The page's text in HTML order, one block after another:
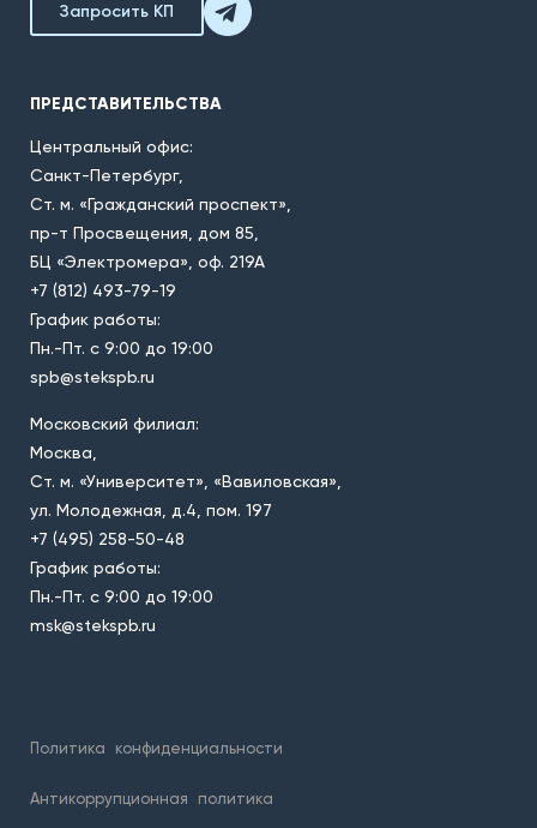
Запросить КП
ПРЕДСТАВИТЕЛЬСТВА
Центральный офис:
Санкт-Петербург,
Ст. м. «Гражданский проспект»,
пр-т Просвещения, дом 85,
БЦ «Электромера», оф. 219А
+7 (812) 493-79-19
График работы:
Пн.-Пт. с 9:00 до 19:00
spb@stekspb.ru
Московский филиал:
Москва,
Ст. м. «Университет», «Вавиловская»,
ул. Молодежная, д.4, пом. 197
+7 (495) 258-50-48
График работы:
Пн.-Пт. с 9:00 до 19:00
msk@stekspb.ru
Политика конфиденциальности
Антикоррупционная политика